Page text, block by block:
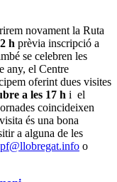
novament la Ruta
h prèvia inscripció a
se celebren les
any, el Centre
oferint dues visites
a les 17 h i el
coincideixen
és una bona
a alguna de les
o